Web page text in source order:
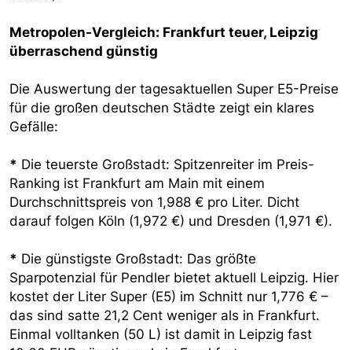
Metropolen-Vergleich: Frankfurt teuer, Leipzig
überraschend günstig
Die Auswertung der tagesaktuellen Super E5-Preise
für die großen deutschen Städte zeigt ein klares
Gefälle:
* Die teuerste Großstadt: Spitzenreiter im Preis-
Ranking ist Frankfurt am Main mit einem
Durchschnittspreis von 1,988 € pro Liter. Dicht
darauf folgen Köln (1,972 €) und Dresden (1,971 €).
* Die günstigste Großstadt: Das größte
Sparpotenzial für Pendler bietet aktuell Leipzig. Hier
kostet der Liter Super (E5) im Schnitt nur 1,776 € –
das sind satte 21,2 Cent weniger als in Frankfurt.
Einmal volltanken (50 L) ist damit in Leipzig fast